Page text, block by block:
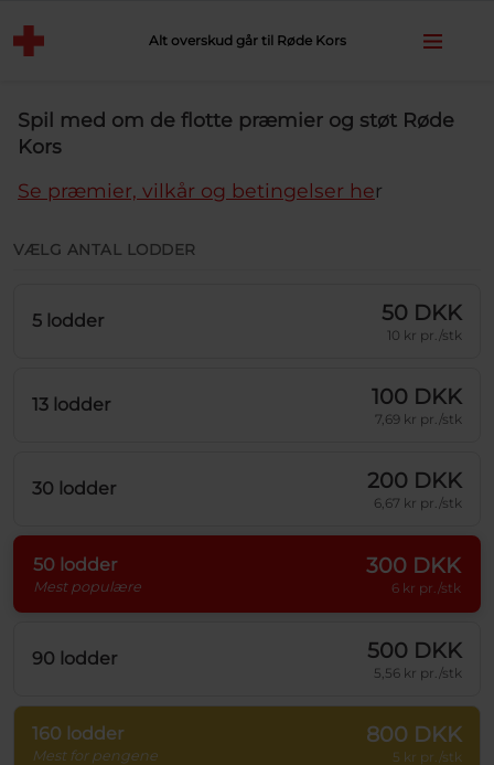
Alt overskud går til Røde Kors
Spil med om de flotte præmier og støt Røde
Kors
Se præmier, vilkår og betingelser her
VÆLG ANTAL LODDER
5 lodder 50 DKK
10 kr pr./stk
13 lodder 100 DKK
7,69 kr pr./stk
30 lodder 200 DKK
6,67 kr pr./stk
50 lodder
Mest populære
300 DKK
6 kr pr./stk
90 lodder 500 DKK
5,56 kr pr./stk
160 lodder
Mest for pengene
800 DKK
5 kr pr./stk